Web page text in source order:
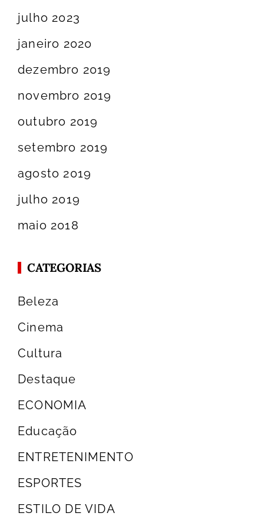
julho 2023
janeiro 2020
dezembro 2019
novembro 2019
outubro 2019
setembro 2019
agosto 2019
julho 2019
maio 2018
CATEGORIAS
Beleza
Cinema
Cultura
Destaque
ECONOMIA
Educação
ENTRETENIMENTO
ESPORTES
ESTILO DE VIDA